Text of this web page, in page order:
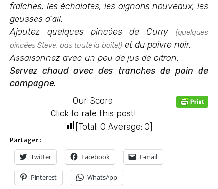
fraîches, les échalotes, les oignons nouveaux, les
gousses d’ail.
Ajoutez quelques pincées de Curry
(quelques
pincées Steve, pas toute la boîte!) et du poivre noir.
Assaisonnez avec un peu de jus de citron.
Servez chaud avec des tranches de pain de
campagne.
Our Score
Click to rate this post!
[Total: 0 Average: 0]
Partager :
Twitter Facebook E-mail
Pinterest WhatsApp